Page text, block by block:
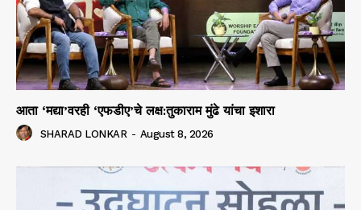
आता ‘मद्या’वरही ‘एफडीए’चे लक्ष:तुकाराम मुंढे यांचा इशारा
SHARAD LONKAR - August 8, 2026